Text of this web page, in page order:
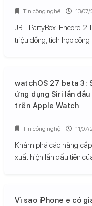
JBL PartyBox Encore
triệu đồng, tích hợp
Tin công nghệ 13/
watchOS 27 beta 3:
ứng dụng Siri lần
trên Apple Watch
Khám phá các nâng
xuất hiện lần đầu tiên
Tin công nghệ 11/
Vì sao iPhone e có